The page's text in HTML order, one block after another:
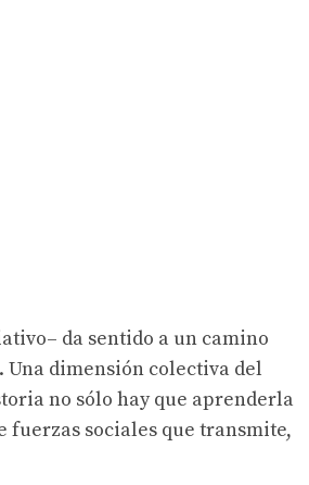
da sentido a un camino
dimensión colectiva del
no sólo hay que aprenderla
fuerzas sociales que transmite,